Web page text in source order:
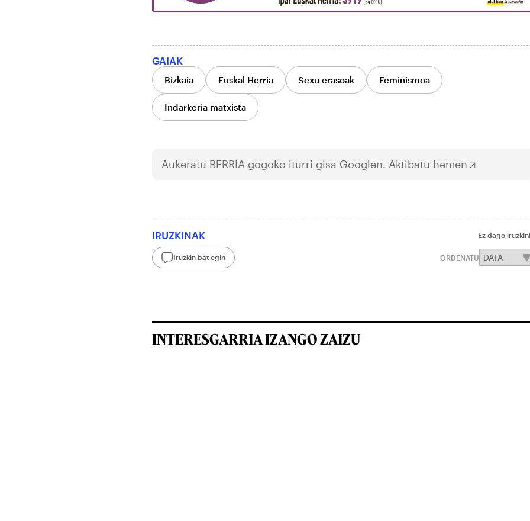
GAIAK
Bizkaia Euskal Herria Sexu erasoak Feminismoa
Indarkeria matxista
Aukeratu BERRIA gogoko iturri gisa Googlen. Aktibatu hemen
IRUZKINAK Ez dago
Iruzkin bat egin ORDENATU
INTERESGARRIA IZANGO ZAIZU